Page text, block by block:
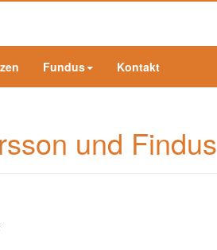
Fundus Kontakt
und Findus